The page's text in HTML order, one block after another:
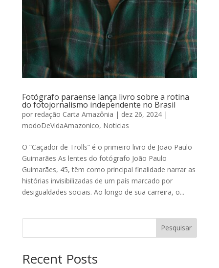
Fotógrafo paraense lança livro sobre a rotina
do fotojornalismo independente no Brasil
por redação Carta Amazônia | dez 26, 2024|
modoDeVidaAmazonico, Noticias
O “Caçador de Trolls” é o primeiro livro de João Paulo
Guimarães As lentes do fotógrafo João Paulo
Guimarães, 45, têm como principal finalidade narrar as
histórias invisibilizadas de um país marcado por
desigualdades sociais. Ao longo de sua carreira, o...
Pesquisar
Recent Posts